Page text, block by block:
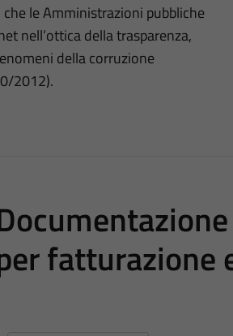
le Amministrazioni pubbliche
nell’ottica della trasparenza,
della corruzione
2012).
fatturazione